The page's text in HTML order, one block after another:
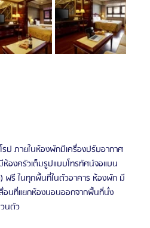
รป ภายในห้องพักมีเครื่องปรับอากาศ
องครัวเต็มรูปแบบโทรทัศน์จอแบน
ฟรี ในทุกพื้นที่ในตัวอาคาร ห้องพัก มี
ลื่อนที่แยกห้องนอนออกจากพื้นที่นั่ง
นตัว